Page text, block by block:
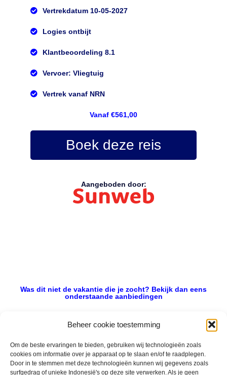
Beheer cookie toestemming
Om de beste ervaringen te bieden, gebruiken wij technologieën zoals
cookies om informatie over je apparaat op te slaan en/of te raadplegen.
Door in te stemmen met deze technologieën kunnen wij gegevens zoals
surfgedrag of unieke Indonesië's op deze site verwerken. Als je geen
Vertrekdatum 10-05-2027
Logies ontbijt
Klantbeoordeling 8.1
Vervoer: Vliegtuig
Vertrek vanaf NRN
Vanaf €561,00
Boek deze reis
Aangeboden door:
Was dit niet de vakantie die je zocht? Bekijk dan eens
onderstaande aanbiedingen
Griekenland
Vertrek 14-10-2026